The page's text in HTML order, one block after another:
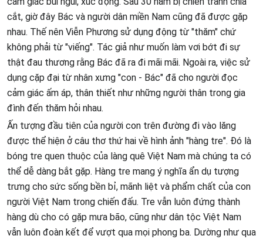
cắt, giờ đây Bác và người dân miền Nam cũng đã được gặp
nhau. Thế nên Viễn Phương sử dụng động từ "thăm" chứ
không phải từ "viếng". Tác giả như muốn làm vơi bớt đi sự
thật đau thương rằng Bác đã ra đi mãi mãi. Ngoài ra, việc sử
dụng cặp đại từ nhân xưng "con - Bác" đã cho người đọc
cảm giác ấm áp, thân thiết như những người thân trong gia
đình đến thăm hỏi nhau.
Ấn tượng đầu tiên của người con trên đường đi vào lăng
được thể hiện ở câu thơ thứ hai về hình ảnh "hàng tre". Đó là
bóng tre quen thuộc của làng quê Việt Nam mà chúng ta có
thể dễ dàng bắt gặp. Hàng tre mang ý nghĩa ẩn dụ tượng
trưng cho sức sống bền bỉ, mãnh liệt và phẩm chất của con
người Việt Nam trong chiến đấu. Tre vẫn luôn đứng thành
hàng dù cho có gặp mưa bão, cũng như dân tộc Việt Nam
vẫn luôn đoàn kết để vượt qua mọi phong ba. Dường như qua